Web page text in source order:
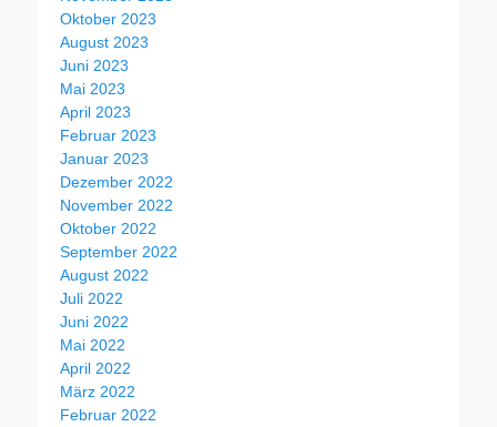
Oktober 2023
August 2023
Juni 2023
Mai 2023
April 2023
Februar 2023
Januar 2023
Dezember 2022
November 2022
Oktober 2022
September 2022
August 2022
Juli 2022
Juni 2022
Mai 2022
April 2022
März 2022
Februar 2022